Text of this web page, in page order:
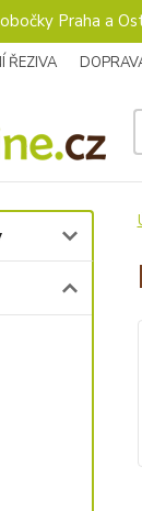
Praha a
ŘEZIVA